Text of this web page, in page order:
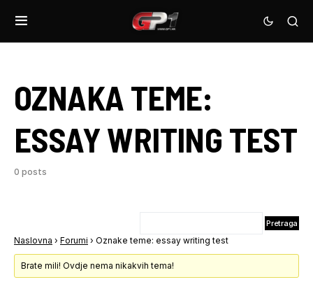
OZNAKA TEME:
ESSAY WRITING TEST
0 posts
Naslovna › Forumi › Oznake teme: essay writing test
Brate mili! Ovdje nema nikakvih tema!